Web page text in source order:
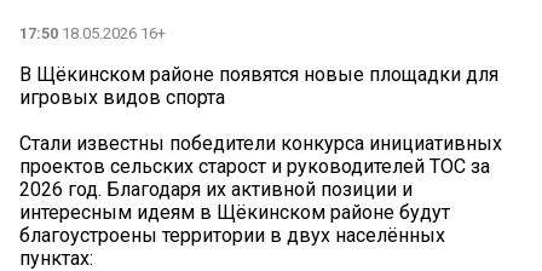
17:50 18.05.2026 16+
В Щёкинском районе появятся новые площадки для
игровых видов спорта
Стали известны победители конкурса инициативных
проектов сельских старост и руководителей ТОС за
2026 год. Благодаря их активной позиции и
интересным идеям в Щёкинском районе будут
благоустроены территории в двух населённых
пунктах: